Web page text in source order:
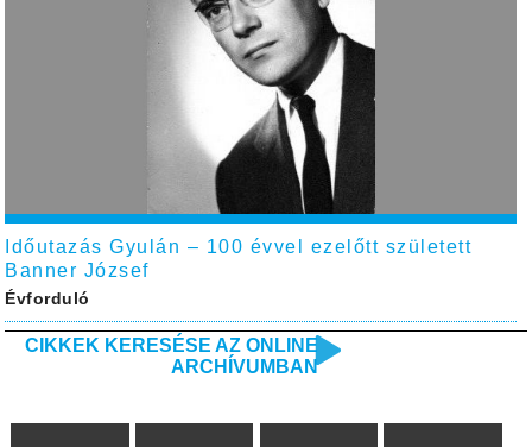
Időutazás Gyulán – 100 évvel ezelőtt született
Banner József
Évforduló
CIKKEK KERESÉSE AZ ONLINE
ARCHÍVUMBAN